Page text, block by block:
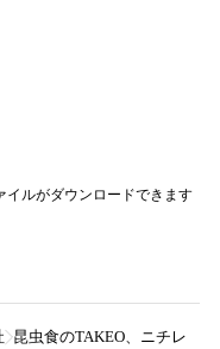
イルがダウンロードできます
昆虫食のTAKEO、ニチレイ